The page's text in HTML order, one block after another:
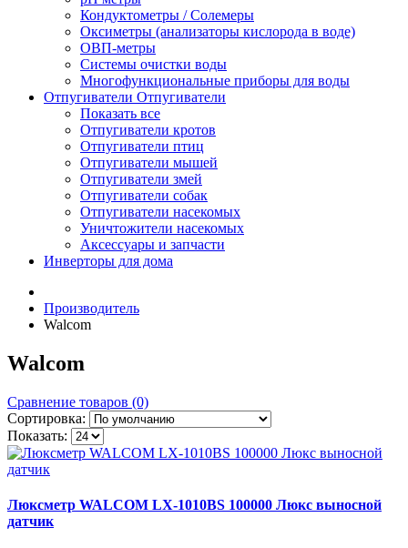
Кондуктометры / Солемеры
Оксиметры (анализаторы кислорода в воде)
ОВП-метры
Системы очистки воды
Многофункциональные приборы для воды
Отпугиватели Отпугиватели
Показать все
Отпугиватели кротов
Отпугиватели птиц
Отпугиватели мышей
Отпугиватели змей
Отпугиватели собак
Отпугиватели насекомых
Уничтожители насекомых
Аксессуары и запчасти
Инверторы для дома
Производитель
Walcom
Walcom
Сравнение товаров (0)
Сортировка:
Показать:
Люксметр WALCOM LX-1010BS 100000 Люкс выносной
датчик